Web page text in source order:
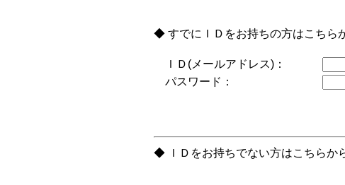
◆ すでにＩＤをお持ちの方はこちら
ＩＤ(メールアドレス)：
パスワード：
◆ ＩＤをお持ちでない方はこちらか